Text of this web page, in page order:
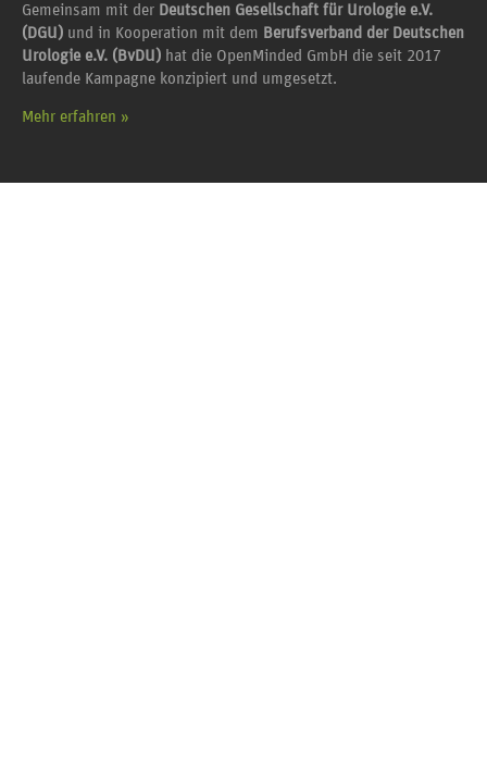
Gemeinsam mit der Deutschen Gesellschaft für Urologie e.V.
(DGU) und in Kooperation mit dem Berufsverband der Deutschen
Urologie e.V. (BvDU) hat die OpenMinded GmbH die seit 2017
laufende Kampagne konzipiert und umgesetzt.
Mehr erfahren »